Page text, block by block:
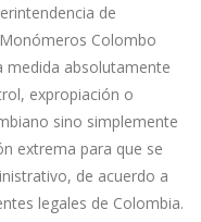
de
Colombo
medida absolutamente
expropiación o
sino simplemente
extrema para que se
de acuerdo a
legales de Colombia.